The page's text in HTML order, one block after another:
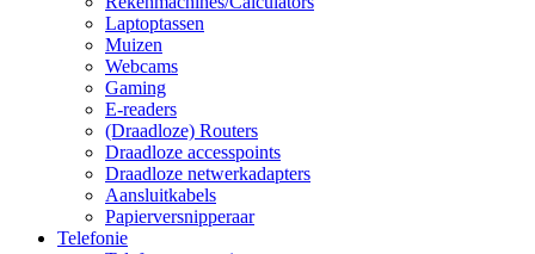
Laptoptassen
Muizen
Webcams
Gaming
E-readers
(Draadloze) Routers
Draadloze accesspoints
Draadloze netwerkadapters
Aansluitkabels
Papierversnipperaar
Telefonie